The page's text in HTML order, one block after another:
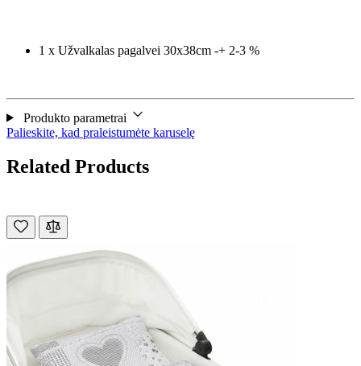
1 x Užvalkalas pagalvei 30x38cm -+ 2-3 %
Produkto parametrai
Palieskite, kad praleistumėte karuselę
Related Products